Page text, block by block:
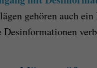
gehören auch